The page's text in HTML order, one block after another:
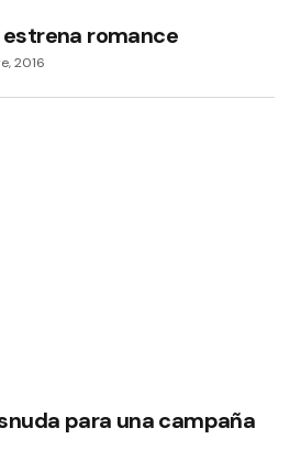
romance
2016
para una campaña